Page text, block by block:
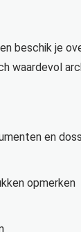
beschik je
waardevol
en
opmerken